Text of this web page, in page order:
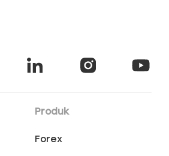
Produk
Forex